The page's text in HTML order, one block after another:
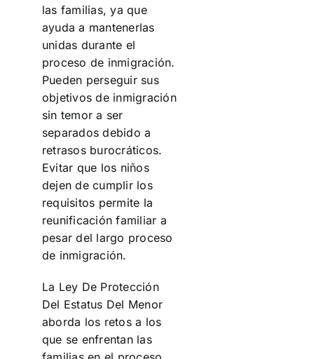
las familias, ya que
ayuda a mantenerlas
unidas durante el
proceso de inmigración.
Pueden perseguir sus
objetivos de inmigración
sin temor a ser
separados debido a
retrasos burocráticos.
Evitar que los niños
dejen de cumplir los
requisitos permite la
reunificación familiar a
pesar del largo proceso
de inmigración.
La Ley De Protección
Del Estatus Del Menor
aborda los retos a los
que se enfrentan las